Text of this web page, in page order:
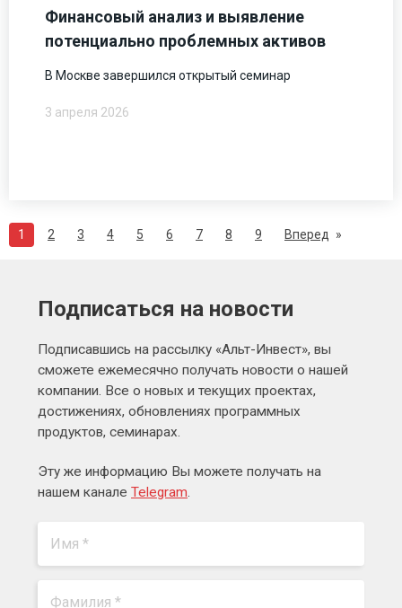
Финансовый анализ и выявление
потенциально проблемных активов
В Москве завершился открытый семинар
3 апреля 2026
1 2 3 4 5 6 7 8 9 Вперед
Подписаться на новости
Подписавшись на рассылку «Альт-Инвест», вы
сможете ежемесячно получать новости о нашей
компании. Все о новых и текущих проектах,
достижениях, обновлениях программных
продуктов, семинарах.
Эту же информацию Вы можете получать на
нашем канале Telegram.